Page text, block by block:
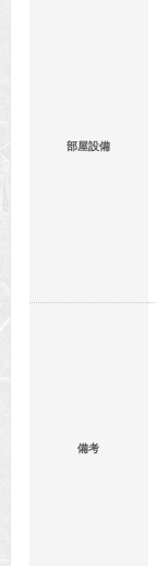
部屋設備
備考